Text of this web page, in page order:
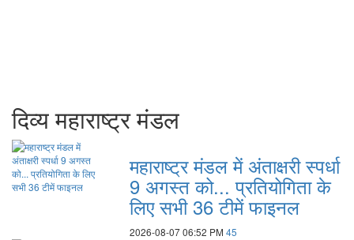
दिव्य महाराष्ट्र मंडल
महाराष्‍ट्र मंडल में अंताक्षरी स्पर्धा
9 अगस्त को... प्रतियोगिता के
लिए सभी 36 टीमें फाइनल
2026-08-07 06:52 PM 45